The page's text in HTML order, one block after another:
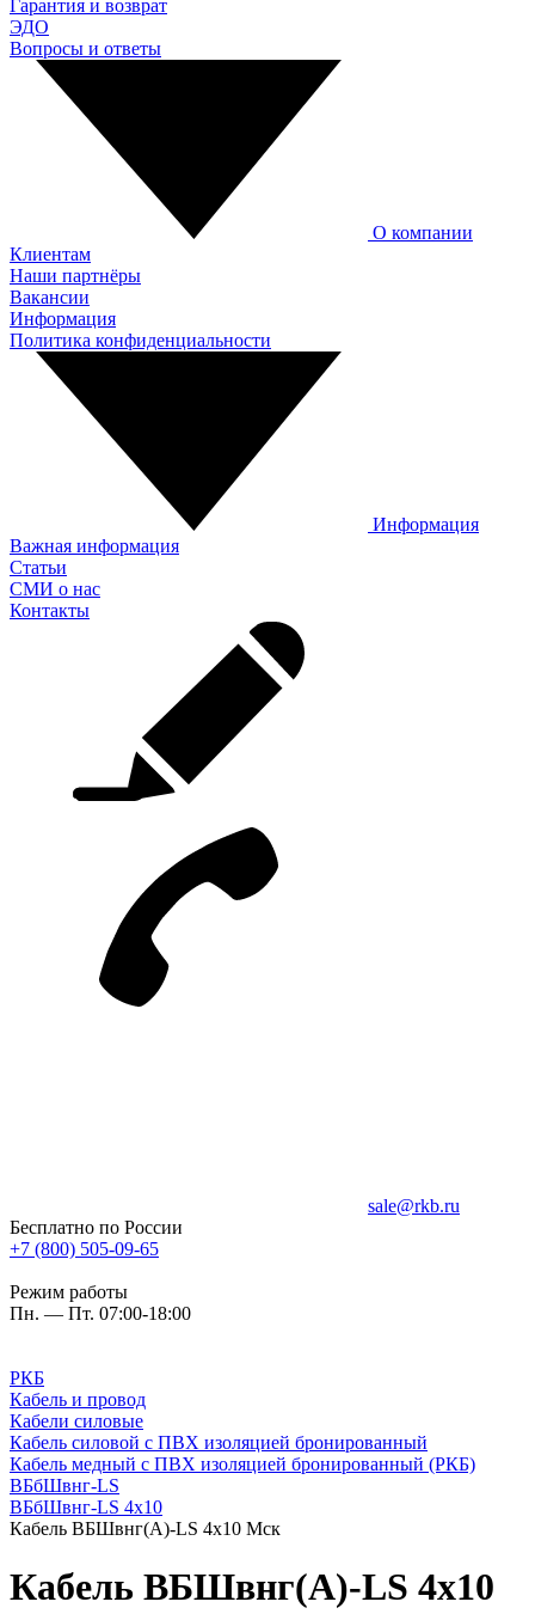
Гарантия и возврат
ЭДО
Вопросы и ответы
О компании
Клиентам
Наши партнёры
Вакансии
Информация
Политика конфиденциальности
Информация
Важная информация
Статьи
СМИ о нас
Контакты
sale@rkb.ru
Бесплатно по России
+7 (800) 505-09-65
Режим работы
Пн. — Пт. 07:00-18:00
РКБ
Кабель и провод
Кабели силовые
Кабель силовой с ПВХ изоляцией бронированный
Кабель медный с ПВХ изоляцией бронированный (РКБ)
ВБбШвнг-LS
ВБбШвнг-LS 4х10
Кабель ВБШвнг(А)-LS 4х10 Мск
Кабель ВБШвнг(А)-LS 4х10